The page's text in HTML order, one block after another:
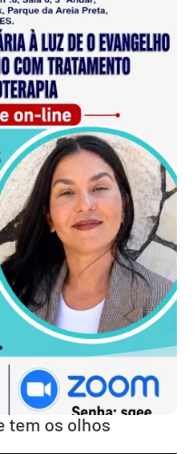
tem os olhos